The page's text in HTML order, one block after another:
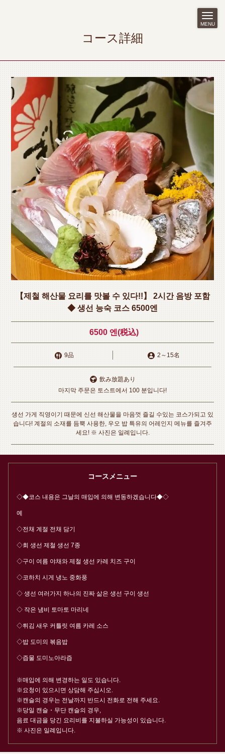
MENU
コース詳細
【제철 해산물 요리를 맛볼 수 있다!!】 2시간 음방 포함
◆ 생선 능숙 코스 6500엔
6500 엔 (税込)
9品 2 ～ 15名
飲み放題あり
마지막 주문은 토스트에서 100 분입니다!
생선 가게 직영이기 때문에 신선 해산물을 마음껏 즐길 수있는 코스가되고 있
습니다! 계절의 소재를 듬뿍 사용한, 우오 밥 특유의 어레인지 메뉴를 즐겨주
세요! ※ 사진은 일례입니다.
コースメニュー
◇◆코스 내용은 그날의 매입에 의해 변동하겠습니다◆◇
예
◇전채 계절 전채 담기
◇회 생선 제철 생선 7종
◇구이 여름 야채와 제철 생선 카레 치즈 구이
◇코하치 시게 냉노 중화풍
◇ 생선 여러가지 하나의 진짜 삶은 생선 구이 생선
◇ 작은 냄비 토마토 마리네
◇튀김 새우 커틀릿 여름 카레 소스
◇밥 도미의 볶음밥
◇즙물 도미노아라즙
※매입에 의해 변경하는 일도 있습니다.
※요청이 있으시면 상담해 주십시오.
※캔슬의 경우는 전날까지 반드시 전화로 전해 주세요.
※당일 캔슬・무단 캔슬의 경우,
음료 대금을 당긴 요리비를 지불하실 가능성이 있습니다.
※ 사진은 일례입니다.
この店舗情報をシェアする
생선 능숙 코스 6500엔 | 居魚屋うおはん 立町店
https://uohan.owst.jp/courses/216906291
お店情報をコピー